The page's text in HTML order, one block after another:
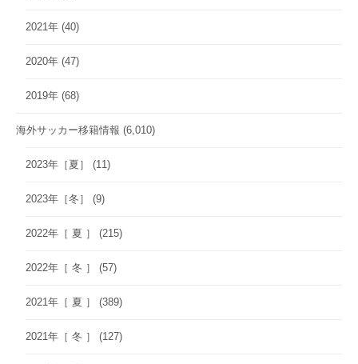
2021年 (40)
2020年 (47)
2019年 (68)
海外サッカー移籍情報 (6,010)
2023年［夏］ (11)
2023年［冬］ (9)
2022年［ 夏 ］ (215)
2022年［ 冬 ］ (57)
2021年［ 夏 ］ (389)
2021年［ 冬 ］ (127)